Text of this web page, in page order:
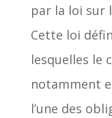
par la loi sur
Cette loi
lesquelles le
notamment
l’une des